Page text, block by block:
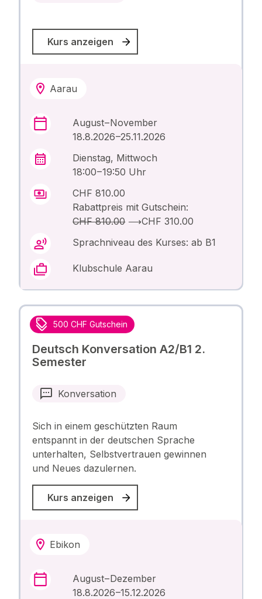
Kurs anzeigen
Aarau
August – November
18.8.2026 –25.11.2026
Dienstag, Mittwoch
18:00 – 19:50 Uhr
CHF 810.00
Rabattpreis mit Gutschein:
CHF 810.00⟶CHF 310.00
Sprachniveau des Kurses: ab B1
Klubschule Aarau
500 CHF Gutschein
Deutsch Konversation A2/B1 2.
Semester
Konversation
Sich in einem geschützten Raum
entspannt in der deutschen Sprache
unterhalten, Selbstvertrauen gewinnen
und Neues dazulernen.
Kurs anzeigen
Ebikon
August – Dezember
18.8.2026 –15.12.2026